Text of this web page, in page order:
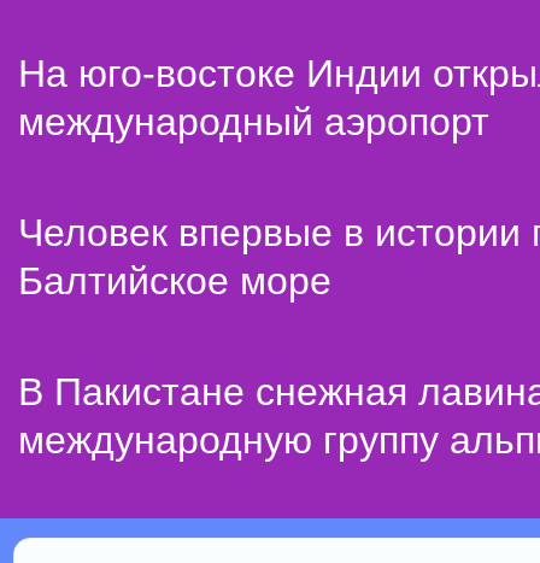
На юго-востоке Индии
международный аэропорт
Человек впервые в истории
Балтийское море
В Пакистане снежная
международную группу